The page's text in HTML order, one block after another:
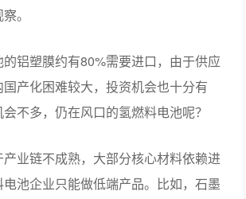
。
铝塑膜约有80%需要进口，由于供应
产化困难较大，投资机会也十分有
不多，仍在风口的氢燃料电池呢？
业链不成熟，大部分核心材料依赖进
池企业只能做低端产品。比如，石墨